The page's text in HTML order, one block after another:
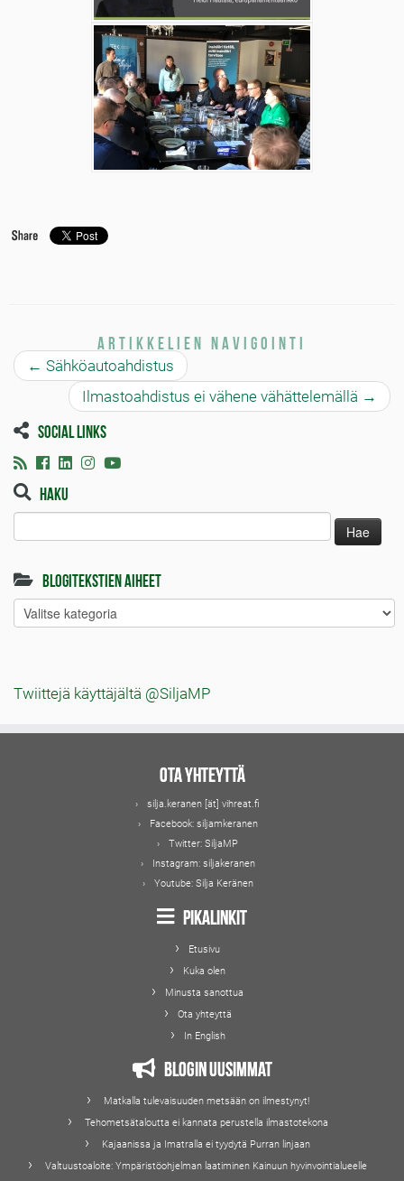
Artikkelien navigointi
← Sähköautoahdistus
Ilmastoahdistus ei vähene vähättelemällä →
Social links
Haku
Blogitekstien aiheet
Blogitekstien
aiheet
Twiittejä käyttäjältä @SiljaMP
Ota yhteyttä
silja.keranen [ät] vihreat.fi
Facebook: siljamkeranen
Twitter: SiljaMP
Instagram: siljakeranen
Youtube: Silja Keränen
Pikalinkit
Etusivu
Kuka olen
Minusta sanottua
Ota yhteyttä
In English
Blogin uusimmat
Matkalla tulevaisuuden metsään on ilmestynyt!
Tehometsätaloutta ei kannata perustella ilmastotekona
Kajaanissa ja Imatralla ei tyydytä Purran linjaan
Valtuustoaloite: Ympäristöohjelman laatiminen Kainuun hyvinvointialueelle